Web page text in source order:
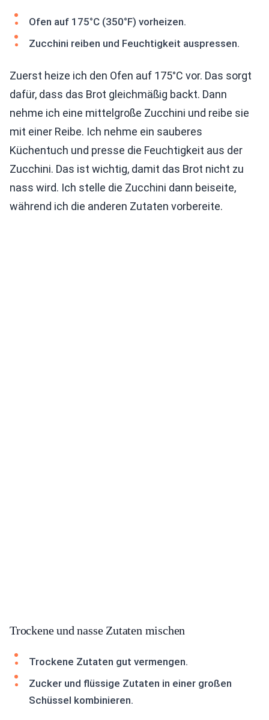
Ofen auf 175°C (350°F) vorheizen.
Zucchini reiben und Feuchtigkeit auspressen.
Zuerst heize ich den Ofen auf 175°C vor. Das sorgt
dafür, dass das Brot gleichmäßig backt. Dann
nehme ich eine mittelgroße Zucchini und reibe sie
mit einer Reibe. Ich nehme ein sauberes
Küchentuch und presse die Feuchtigkeit aus der
Zucchini. Das ist wichtig, damit das Brot nicht zu
nass wird. Ich stelle die Zucchini dann beiseite,
während ich die anderen Zutaten vorbereite.
Trockene und nasse Zutaten mischen
Trockene Zutaten gut vermengen.
Zucker und flüssige Zutaten in einer großen
Schüssel kombinieren.